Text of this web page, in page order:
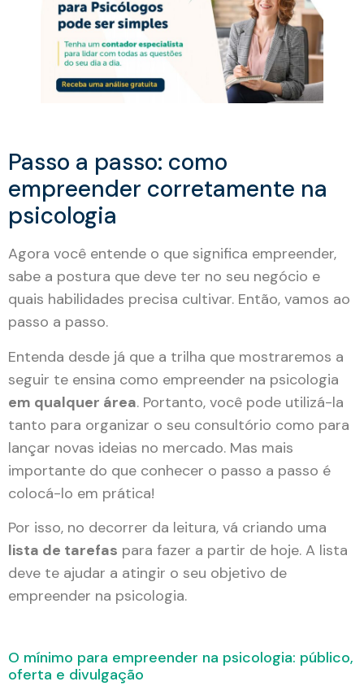
Passo a passo: como
empreender corretamente na
psicologia
Agora você entende o que significa empreender,
sabe a postura que deve ter no seu negócio e
quais habilidades precisa cultivar. Então, vamos ao
passo a passo.
Entenda desde já que a trilha que mostraremos a
seguir te ensina como empreender na psicologia
em qualquer área. Portanto, você pode utilizá-la
tanto para organizar o seu consultório como para
lançar novas ideias no mercado. Mas mais
importante do que conhecer o passo a passo é
colocá-lo em prática!
Por isso, no decorrer da leitura, vá criando uma
lista de tarefas para fazer a partir de hoje. A lista
deve te ajudar a atingir o seu objetivo de
empreender na psicologia.
O mínimo para empreender na psicologia: público,
oferta e divulgação